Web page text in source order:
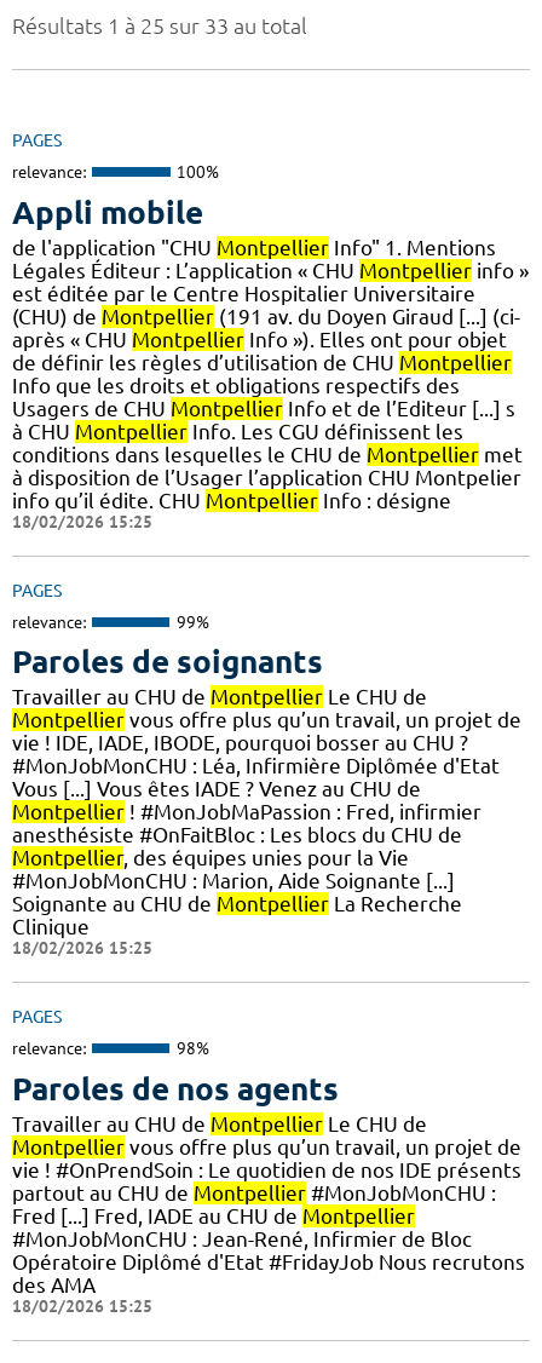
Résultats 1 à 25 sur 33 au total
PAGES
relevance: 100%
Appli mobile
de l'application "CHU Montpellier Info" 1. Mentions
Légales Éditeur : L’application « CHU Montpellier info »
est éditée par le Centre Hospitalier Universitaire
(CHU) de Montpellier (191 av. du Doyen Giraud [...] (ci-
après « CHU Montpellier Info »). Elles ont pour objet
de définir les règles d’utilisation de CHU Montpellier
Info que les droits et obligations respectifs des
Usagers de CHU Montpellier Info et de l’Editeur [...] s
à CHU Montpellier Info. Les CGU définissent les
conditions dans lesquelles le CHU de Montpellier met
à disposition de l’Usager l’application CHU Montpelier
info qu’il édite. CHU Montpellier Info : désigne
18/02/2026 15:25
PAGES
relevance: 99%
Paroles de soignants
Travailler au CHU de Montpellier Le CHU de
Montpellier vous offre plus qu’un travail, un projet de
vie ! IDE, IADE, IBODE, pourquoi bosser au CHU ?
#MonJobMonCHU : Léa, Infirmière Diplômée d'Etat
Vous [...] Vous êtes IADE ? Venez au CHU de
Montpellier ! #MonJobMaPassion : Fred, infirmier
anesthésiste #OnFaitBloc : Les blocs du CHU de
Montpellier, des équipes unies pour la Vie
#MonJobMonCHU : Marion, Aide Soignante [...]
Soignante au CHU de Montpellier La Recherche
Clinique
18/02/2026 15:25
PAGES
relevance: 98%
Paroles de nos agents
Travailler au CHU de Montpellier Le CHU de
Montpellier vous offre plus qu’un travail, un projet de
vie ! #OnPrendSoin : Le quotidien de nos IDE présents
partout au CHU de Montpellier #MonJobMonCHU :
Fred [...] Fred, IADE au CHU de Montpellier
#MonJobMonCHU : Jean-René, Infirmier de Bloc
Opératoire Diplômé d'Etat #FridayJob Nous recrutons
des AMA
18/02/2026 15:25